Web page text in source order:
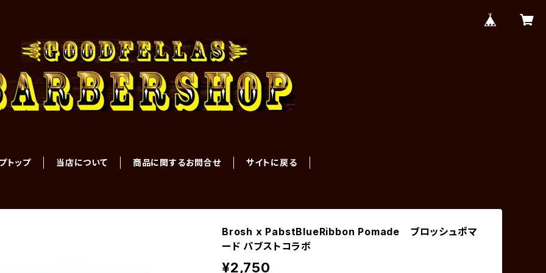
トップ 当店について 商品に関するお問合せ サイトに戻る
Brosh x PabstBlueRibbon Pomade ブロッシュポマ
ード パブストコラボ
¥2,750